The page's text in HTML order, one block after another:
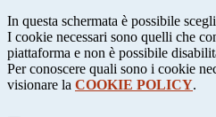
In questa schermata è possibile
I cookie necessari sono quelli che
piattaforma e non è possibile
Per conoscere quali sono i cookie
visionare la COOKIE POLICY.